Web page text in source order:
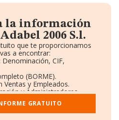
la información
2006 S.l.
que te proporcionamos
a encontrar:
CIF,
(BORME).
Ventas y Empleados.
y Administradores.
en otras empresas.
GRATUITO